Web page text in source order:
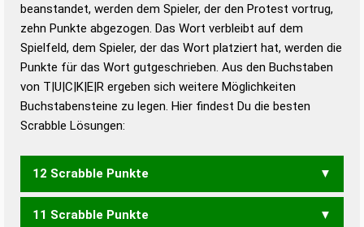
Duden – Standardwerk in 12 Bänden
Duden – Richtiges und gutes
Deutsch
Duden – Die deutsche Grammatik
Duden – Deutsches
beanstandet, werden dem Spieler, der den Protest vortrug,
zehn Punkte abgezogen. Das Wort verbleibt auf dem
Spielfeld, dem Spieler, der das Wort platziert hat, werden die
Punkte für das Wort gutgeschrieben. Aus den Buchstaben
von T|U|C|K|E|R ergeben sich weitere Möglichkeiten
Buchstabensteine zu legen. Hier findest Du die besten
Scrabble Lösungen:
12 Scrabble Punkte
RUCKET RUCKTE TUCKRE
11 Scrabble Punkte